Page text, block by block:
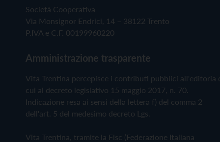
Società Cooperativa
Via Monsignor Endrici, 14 – 38122 Trento
P.IVA e C.F. 00199960220
Amministrazione trasparente
Vita Trentina percepisce i contributi pubblici all'editoria
cui al decreto legislativo 15 maggio 2017, n. 70.
Indicazione resa ai sensi della lettera f) del comma 2
dell'art. 5 del medesimo decreto Lgs.
Vita Trentina, tramite la Fisc (Federazione Italiana